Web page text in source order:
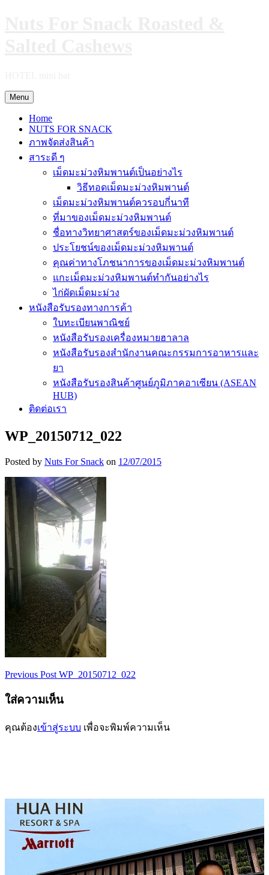
Menu
Home
NUTS FOR SNACK
ภาพจัดส่งสินค้า
สาระดี ๆ
เม็ดมะม่วงหิมพานต์เป็นอย่างไร
วิธีทอดเม็ดมะม่วงหิมพานต์
เม็ดมะม่วงหิมพานต์ควรอบกี่นาที
ที่มาของเม็ดมะม่วงหิมพานต์
ชื่อทางวิทยาศาสตร์ของเม็ดมะม่วงหิมพานต์
ประโยชน์ของเม็ดมะม่วงหิมพานต์
คุณค่าทางโภชนาการของเม็ดมะม่วงหิมพานต์
แกะเม็ดมะม่วงหิมพานต์ทำกันอย่างไร
ไก่ผัดเม็ดมะม่วง
หนังสือรับรองทางการค้า
ใบทะเบียนพาณิชย์
หนังสือรับรองเครื่องหมายฮาลาล
หนังสือรับรองสำนักงานคณะกรรมการอาหารและ
ยา
หนังสือรับรองสินค้าศูนย์ภูมิภาคอาเซียน (ASEAN
HUB)
ติดต่อเรา
WP_20150712_022
Posted by Nuts For Snack on 12/07/2015
เมนู
นำทาง
เรื่อง
Previous Post WP_20150712_022
ใส่ความเห็น
คุณต้องเข้าสู่ระบบ เพื่อจะพิมพ์ความเห็น